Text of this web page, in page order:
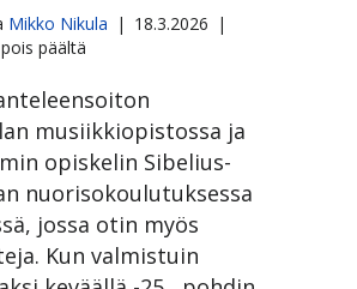
Mikko Nikula | 18.3.2026 |
päältä
parasta
aikaa
musiikkiopistossa ja
opiskelin Sibelius-
nuorisokoulutuksessa
jossa otin myös
Kun valmistuin